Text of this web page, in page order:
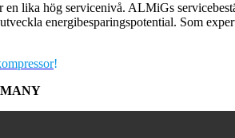
lika hög servicenivå. ALMiGs
energibesparingspotential. Som
!